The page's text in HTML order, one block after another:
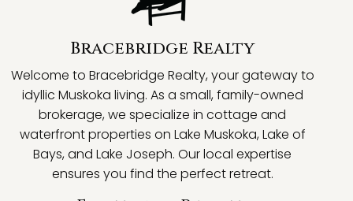
Bracebridge Realty
Welcome to Bracebridge Realty, your gateway to
idyllic Muskoka living. As a small, family-owned
brokerage, we specialize in cottage and
waterfront properties on Lake Muskoka, Lake of
Bays, and Lake Joseph. Our local expertise
ensures you find the perfect retreat.